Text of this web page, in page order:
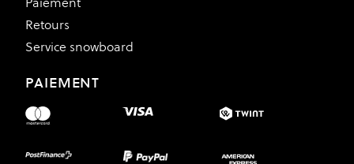
Retours
Service snowboard
PAIEMENT